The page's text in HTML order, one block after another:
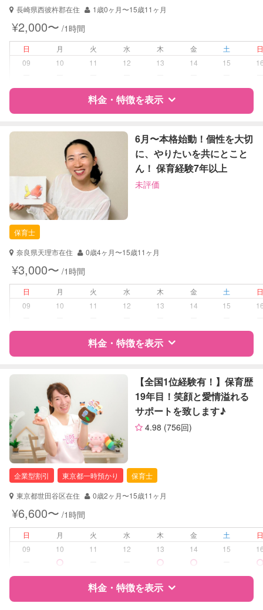
対応可能/特徴
送迎サポート
お泊まり保育
子育て経験
病児対応 病児、病後児、ともに不可
障がい児対応 対応可否は個別に相談
絵・工作レッスン
定期予約
お子様の撮影
（定期特典）
対応可能
長崎県西彼杵郡在住
1歳0ヶ月〜15歳11ヶ月
¥2,000〜 /1時間
日 月 火 水 木 金 土
09
10 11 12 13 14 15
料金・特徴を表示
特徴 料金 レビュー
サポートの特徴
資格
企業型割引対象(旧内閣府補助対象)
自治体届出済ベビーシッター
整理収納アドバイザー1級
夜間対応
お泊まり保育
病児対応 病児、病後児、ともに不可
障がい児対応 対応可否は個別に相談
レッスン
定期予約 お引き受けしていません
お子様の撮影
（定期特典）
対応不可
6月〜本格始動！個性を大切
に、やりたいを共にとこと
ん！ 保育経験7年以上
未評価
保育士
奈良県天理市在住
0歳4ヶ月〜15歳11ヶ月
¥3,000〜 /1時間
日 月 火 水 木 金 土
09
10 11 12 13 14 15
料金・特徴を表示
特徴 料金
サポートの特徴
資格
自治体届出済ベビーシッター
保育士
幼稚園教諭
対応可能/特徴
送迎サポート
病児対応 病児、病後児、ともに不可
障がい児対応 対応可否は個別に相談
絵・工作レッスン
その他
【全国1位経験有！】保育歴
19年目！笑顔と愛情溢れる
サポートを致します♪
4.98 (756回)
企業型割引 東京都一時預かり
保育士
東京都世田谷区在住
0歳2ヶ月〜15歳11ヶ月
¥6,600〜 /1時間
日 月 火 水 木 金 土
09
10 11 12 13 14 15
料金・特徴を表示